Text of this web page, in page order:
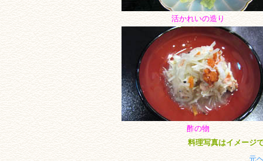
活かれいの造り
酢の物
料理写真はイメージ
元